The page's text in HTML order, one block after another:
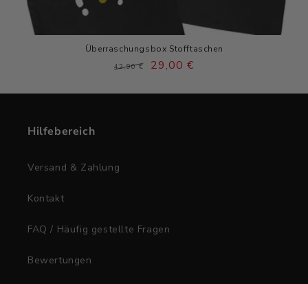
Überraschungsbox Stofftaschen
Normaler
42,90 €
Verkaufspreis
29,00 €
Hilfebereich
Versand & Zahlung
Kontakt
FAQ / Häufig gestellte Fragen
Bewertungen